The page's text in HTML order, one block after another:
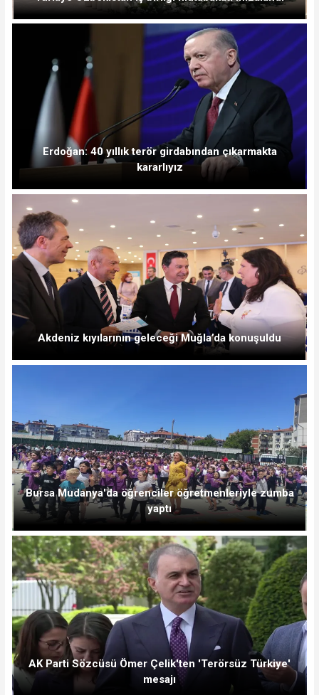
Erdoğan: 40 yıllık terör girdabından çıkarmakta
kararlıyız
Akdeniz kıyılarının geleceği Muğla’da konuşuldu
Bursa Mudanya'da öğrenciler öğretmenleriyle zumba
yaptı
AK Parti Sözcüsü Ömer Çelik'ten 'Terörsüz Türkiye'
mesajı